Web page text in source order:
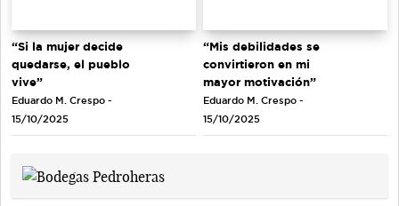
“Si la mujer decide
quedarse, el pueblo
vive”
Eduardo M. Crespo -
15/10/2025
“Mis debilidades se
convirtieron en mi
mayor motivación”
Eduardo M. Crespo -
15/10/2025